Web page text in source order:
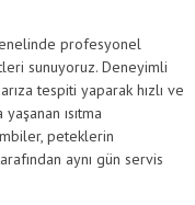
profesyonel
sunuyoruz. Deneyimli
tespiti yaparak hızlı ve
ısıtma
peteklerin
aynı gün servis